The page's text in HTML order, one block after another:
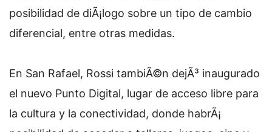
posibilidad de diÃ¡logo sobre un tipo de cambio
diferencial, entre otras medidas.
En San Rafael, Rossi tambiÃ©n dejÃ³ inaugurado
el nuevo Punto Digital, lugar de acceso libre para
la cultura y la conectividad, donde habrÃ¡